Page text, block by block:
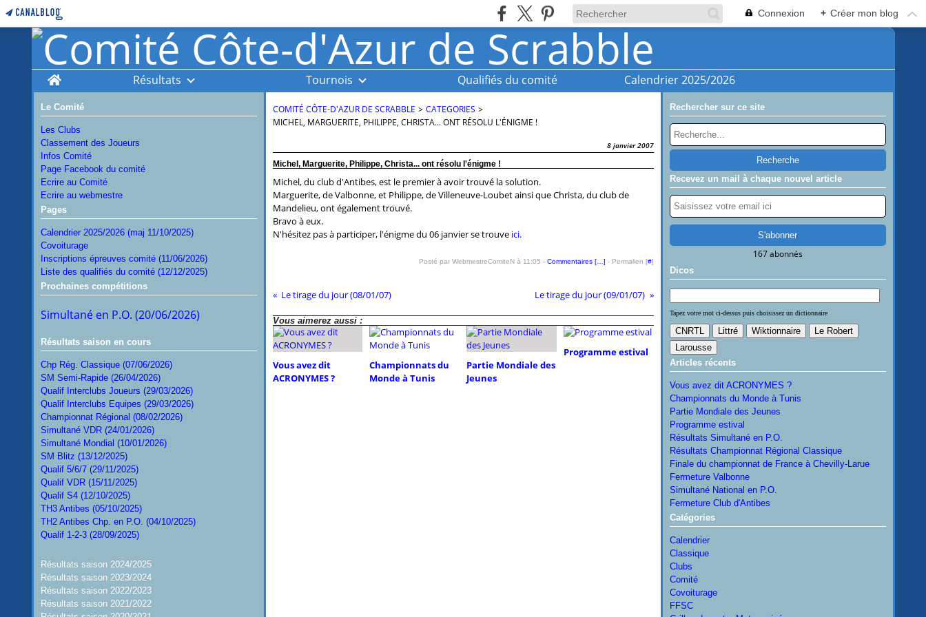
Connexion + Créer mon blog
Home Résultats Tournois Qualifiés du comité Calendrier 2025/2026
Le Comité
Les Clubs
Classement des Joueurs
Infos Comité
Page Facebook du comité
Ecrire au Comité
Ecrire au webmestre
Pages
Calendrier 2025/2026 (maj 11/10/2025)
Covoiturage
Inscriptions épreuves comité (11/06/2026)
Liste des qualifiés du comité (12/12/2025)
Prochaines compétitions
Simultané en P.O. (20/06/2026)
Résultats saison en cours
Chp Rég. Classique (07/06/2026)
SM Semi-Rapide (26/04/2026)
Qualif Interclubs Joueurs (29/03/2026)
Qualif Interclubs Equipes (29/03/2026)
Championnat Régional (08/02/2026)
Simultané VDR (24/01/2026)
Simultané Mondial (10/01/2026)
SM Blitz (13/12/2025)
Qualif 5/6/7 (29/11/2025)
Qualif VDR (15/11/2025)
Qualif S4 (12/10/2025)
TH3 Antibes (05/10/2025)
TH2 Antibes Chp. en P.O. (04/10/2025)
Qualif 1-2-3 (28/09/2025)
Résultats saison 2024/2025
Résultats saison 2023/2024
Résultats saison 2022/2023
Résultats saison 2021/2022
COMITÉ CÔTE-D'AZUR DE SCRABBLE > CATEGORIES >
MICHEL, MARGUERITE, PHILIPPE, CHRISTA... ONT RÉSOLU L'ÉNIGME !
8 janvier 2007
Michel, Marguerite, Philippe, Christa... ont résolu l'énigme !
Michel, du club d'Antibes, est le premier à avoir trouvé la solution.
Marguerite, de Valbonne, et Philippe, de Villeneuve-Loubet ainsi que Christa, du club de
Mandelieu, ont également trouvé.
Bravo à eux.
N'hésitez pas à participer, l'énigme du 06 janvier se trouve ici.
Posté par WebmestreComiteN à 11:05 - Commentaires [… ] - Permalien [#]
Le tirage du jour (08/01/07) Le tirage du jour (09/01/07)
Vous aimerez aussi :
Vous avez dit
ACRONYMES ?
Championnats du
Monde à Tunis
Partie Mondiale des
Jeunes
Programme estival
Rechercher sur ce site
Recevez un mail à chaque nouvel article
167 abonnés
Dicos
Tapez votre mot ci-dessus puis choisissez un dictionnaire
Articles récents
Vous avez dit ACRONYMES ?
Championnats du Monde à Tunis
Partie Mondiale des Jeunes
Programme estival
Résultats Simultané en P.O.
Résultats Championnat Régional Classique
Finale du championnat de France à Chevilly-Larue
Fermeture Valbonne
Simultané National en P.O.
Fermeture Club d'Antibes
Catégories
Calendrier
Classique
Clubs
Comité
Covoiturage
FFSC